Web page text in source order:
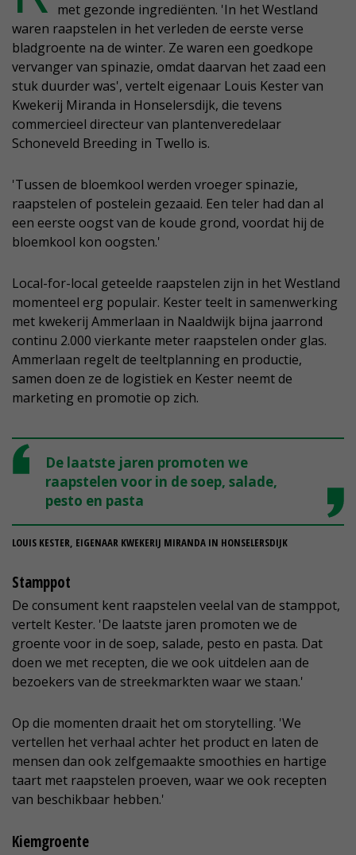
met gezonde ingrediënten. 'In het Westland
waren raapstelen in het verleden de eerste verse
bladgroente na de winter. Ze waren een goedkope
vervanger van spinazie, omdat daarvan het zaad een
stuk duurder was', vertelt eigenaar Louis Kester van
Kwekerij Miranda in Honselersdijk, die tevens
commercieel directeur van plantenveredelaar
Schoneveld Breeding in Twello is.
'Tussen de bloemkool werden vroeger spinazie,
raapstelen of postelein gezaaid. Een teler had dan al
een eerste oogst van de koude grond, voordat hij de
bloemkool kon oogsten.'
Local-for-local geteelde raapstelen zijn in het Westland
momenteel erg populair. Kester teelt in samenwerking
met kwekerij Ammerlaan in Naaldwijk bijna jaarrond
continu 2.000 vierkante meter raapstelen onder glas.
Ammerlaan regelt de teeltplanning en productie,
samen doen ze de logistiek en Kester neemt de
marketing en promotie op zich.
De laatste jaren promoten we
raapstelen voor in de soep, salade,
pesto en pasta
LOUIS KESTER, EIGENAAR KWEKERIJ MIRANDA IN HONSELERSDIJK
Stamppot
De consument kent raapstelen veelal van de stamppot,
vertelt Kester. 'De laatste jaren promoten we de
groente voor in de soep, salade, pesto en pasta. Dat
doen we met recepten, die we ook uitdelen aan de
bezoekers van de streekmarkten waar we staan.'
Op die momenten draait het om storytelling. 'We
vertellen het verhaal achter het product en laten de
mensen dan ook zelfgemaakte smoothies en hartige
taart met raapstelen proeven, waar we ook recepten
van beschikbaar hebben.'
Kiemgroente